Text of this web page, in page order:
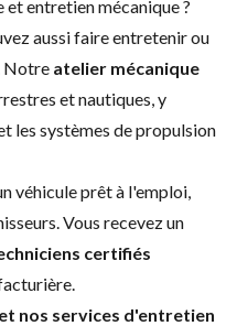
entretien mécanique ?
aussi faire entretenir ou
Notre atelier mécanique
et nautiques, y
les systèmes de propulsion
véhicule prêt à l'emploi,
Vous recevez un
certifiés
nos services d'entretien